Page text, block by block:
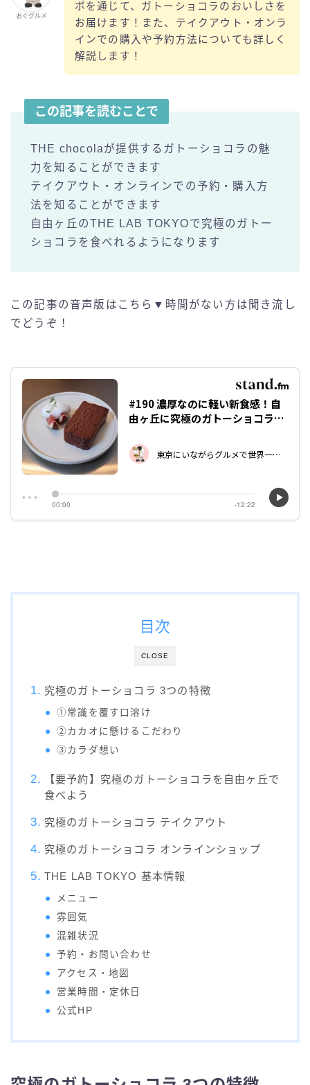
おぐグルメ
ポを通じて、ガトーショコラのおいしさを
お届けます！また、テイクアウト・オンラ
インでの購入や予約方法についても詳しく
解説します！
この記事を読むことで
THE chocolaが提供するガトーショコラの魅
力を知ることができます
テイクアウト・オンラインでの予約・購入方
法を知ることができます
自由ヶ丘のTHE LAB TOKYOで究極のガトー
ショコラを食べれるようになります
この記事の音声版はこちら▼時間がない方は聞き流し
でどうぞ！
CLOSE
目次
究極のガトーショコラ 3つの特徴
①常識を覆す口溶け
②カカオに懸けるこだわり
③カラダ想い
【要予約】究極のガトーショコラを自由ヶ丘で
食べよう
究極のガトーショコラ テイクアウト
究極のガトーショコラ オンラインショップ
THE LAB TOKYO 基本情報
メニュー
雰囲気
混雑状況
予約・お問い合わせ
アクセス・地図
営業時間・定休日
公式HP